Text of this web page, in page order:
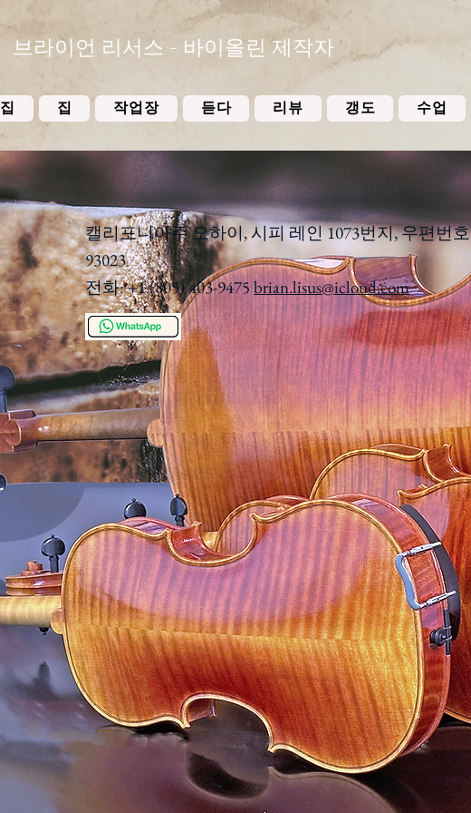
브라이언 리서스 - 바이올린 제작자
집 집 작업장 듣다 리뷰 갱도 수업
캘리포니아주 오하이, 시피 레인 1073번지, 우편번호
93023
전화: +1 (805) 403-9475 brian.lisus@icloud.com